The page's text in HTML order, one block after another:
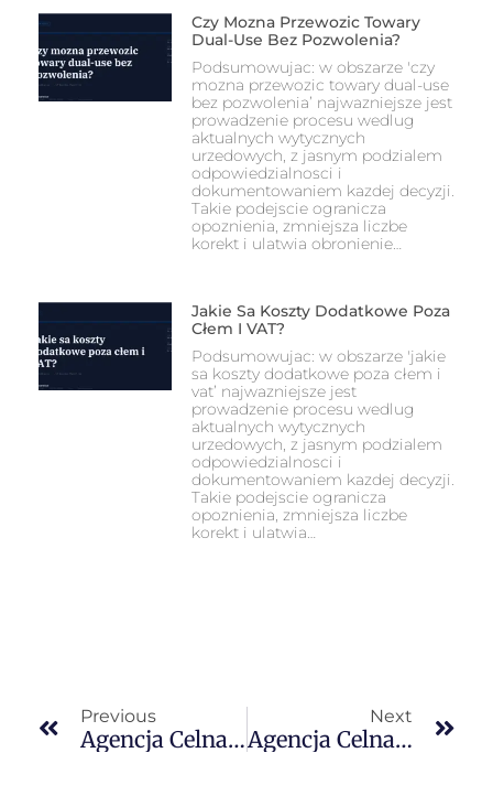
Czy Mozna Przewozic Towary
Dual-Use Bez Pozwolenia?
Podsumowujac: w obszarze 'czy
mozna przewozic towary dual-use
bez pozwolenia’ najwazniejsze jest
prowadzenie procesu wedlug
aktualnych wytycznych
urzedowych, z jasnym podzialem
odpowiedzialnosci i
dokumentowaniem kazdej decyzji.
Takie podejscie ogranicza
opoznienia, zmniejsza liczbe
korekt i ulatwia obronienie…
Jakie Sa Koszty Dodatkowe Poza
Cłem I VAT?
Podsumowujac: w obszarze 'jakie
sa koszty dodatkowe poza cłem i
vat’ najwazniejsze jest
prowadzenie procesu wedlug
aktualnych wytycznych
urzedowych, z jasnym podzialem
odpowiedzialnosci i
dokumentowaniem kazdej decyzji.
Takie podejscie ogranicza
opoznienia, zmniejsza liczbe
korekt i ulatwia…
Previous
Agencja Celna Nottingham — Odprawa Celna Dla Polskich Firm W East Midlands
Next
Agencja Celna Leicester — Odprawa Celna Dla Polskich Firm W East Midlands